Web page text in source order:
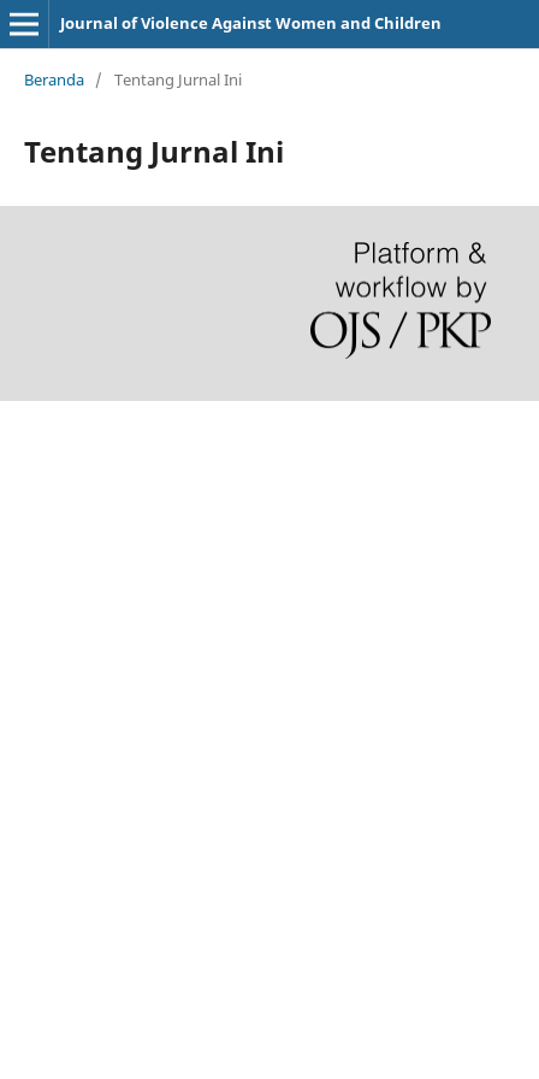
Journal of Violence Against Women and Children
Beranda / Tentang Jurnal Ini
Tentang Jurnal Ini